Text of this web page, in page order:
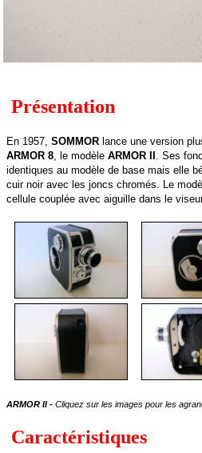
Présentation
En 1957, SOMMOR lance une version
ARMOR 8 , le modèle ARMOR II
. Ses
identiques au modèle de base mais elle
cuir noir avec les joncs chromés. Le
cellule couplée avec aiguille dans le
ARMOR II - Cliquez sur les images pour les
Caractéristiques